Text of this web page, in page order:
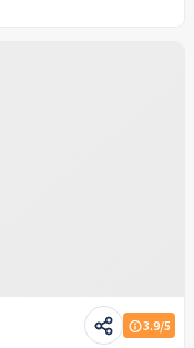
3.9/5